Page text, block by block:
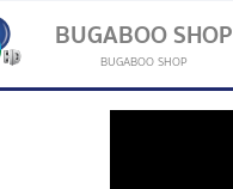
BUGABOO SHOP
BUGABOO SHOP